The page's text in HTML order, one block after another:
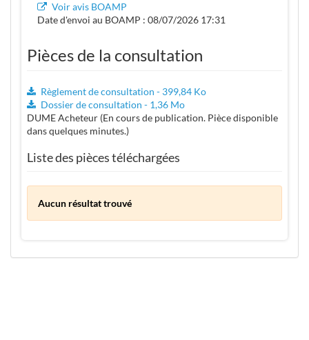
Voir avis BOAMP
Date d'envoi au BOAMP : 08/07/2026 17:31
Pièces de la consultation
Règlement de consultation - 399,84 Ko
Dossier de consultation - 1,36 Mo
DUME Acheteur (En cours de publication. Pièce disponible
dans quelques minutes.)
Liste des pièces téléchargées
Aucun résultat trouvé